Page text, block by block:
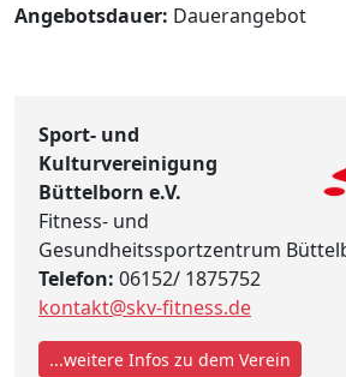
Angebotsdauer: Dauerangebot
Sport- und
Kulturvereinigung
Büttelborn e.V.
Fitness- und
Gesundheitssportzentrum
Telefon: 06152/ 1875752
kontakt@skv-fitness.de
...weitere Infos zu dem Verein